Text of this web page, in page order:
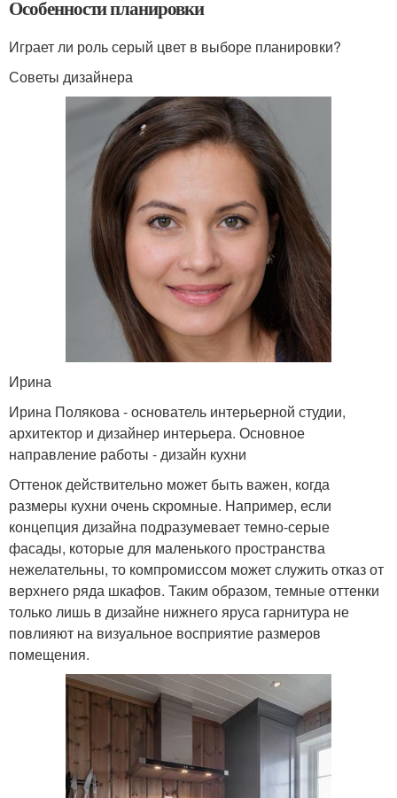
Особенности планировки
Играет ли роль серый цвет в выборе планировки?
Советы дизайнера
Ирина
Ирина Полякова - основатель интерьерной студии,
архитектор и дизайнер интерьера. Основное
направление работы - дизайн кухни
Оттенок действительно может быть важен, когда
размеры кухни очень скромные. Например, если
концепция дизайна подразумевает темно-серые
фасады, которые для маленького пространства
нежелательны, то компромиссом может служить отказ от
верхнего ряда шкафов. Таким образом, темные оттенки
только лишь в дизайне нижнего яруса гарнитура не
повлияют на визуальное восприятие размеров
помещения.